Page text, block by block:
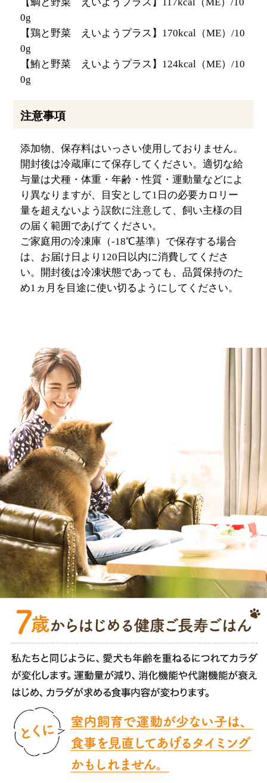
0g
【鶏と野菜 えいようプラス】170kcal（ME）/10
0g
【鮪と野菜 えいようプラス】124kcal（ME）/10
0g
注意事項
添加物、保存料はいっさい使用しておりません。
開封後は冷蔵庫にて保存してください。適切な給
与量は犬種・体重・年齢・性質・運動量などによ
り異なりますが、目安として1日の必要カロリー
量を超えないよう誤飲に注意して、飼い主様の目
の届く範囲であげてください。
ご家庭用の冷凍庫（-18℃基準）で保存する場合
は、お届け日より120日以内に消費してくださ
い。開封後は冷凍状態であっても、品質保持のた
め1ヵ月を目途に使い切るようにしてください。